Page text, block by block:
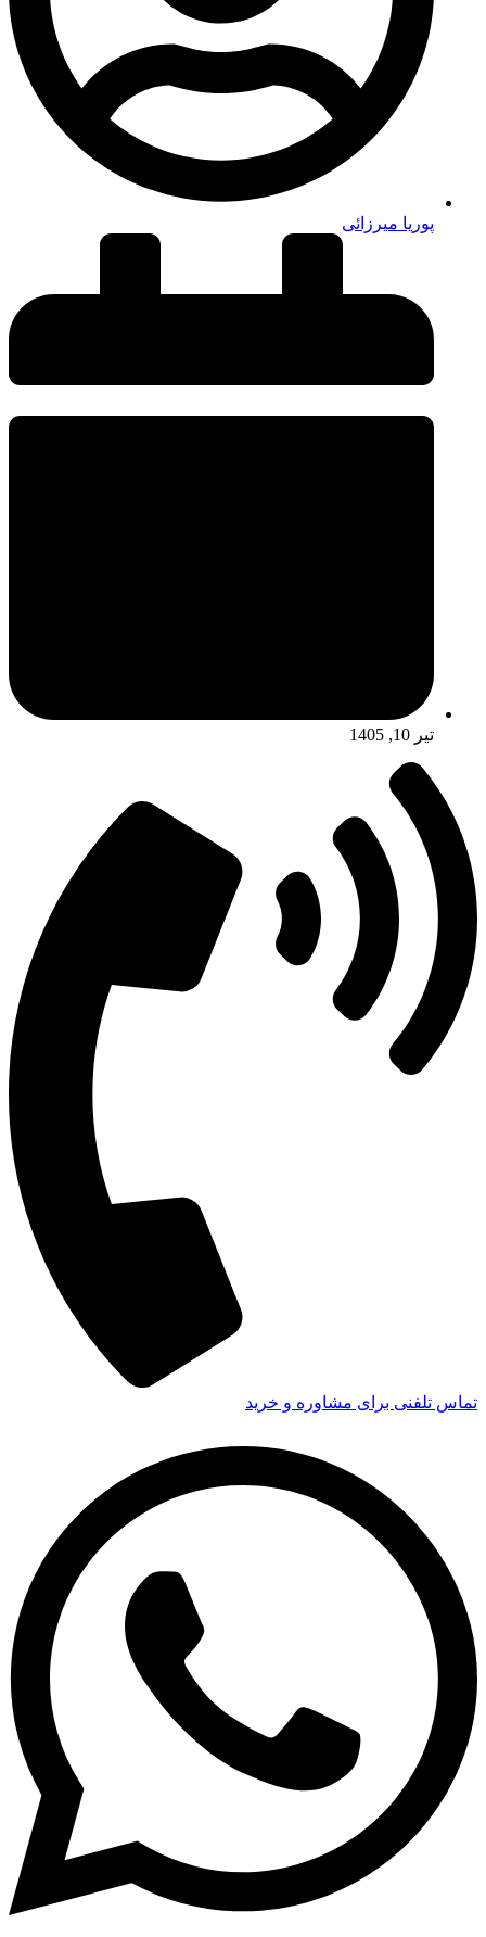
پوریا میرزائی
تیر 10, 1405
تماس تلفنی برای مشاوره و خرید